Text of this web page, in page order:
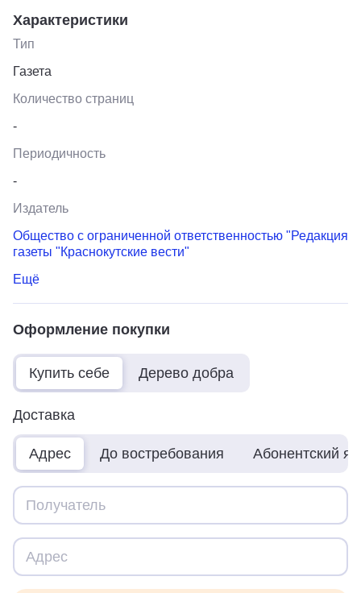
Характеристики
Тип
Газета
Количество страниц
-
Периодичность
-
Издатель
Общество с ограниченной ответственностью "Редакция
газеты "Краснокутские вести"
Ещё
Оформление покупки
Купить себе Дерево добра
Доставка
Адрес До востребования Абонентский